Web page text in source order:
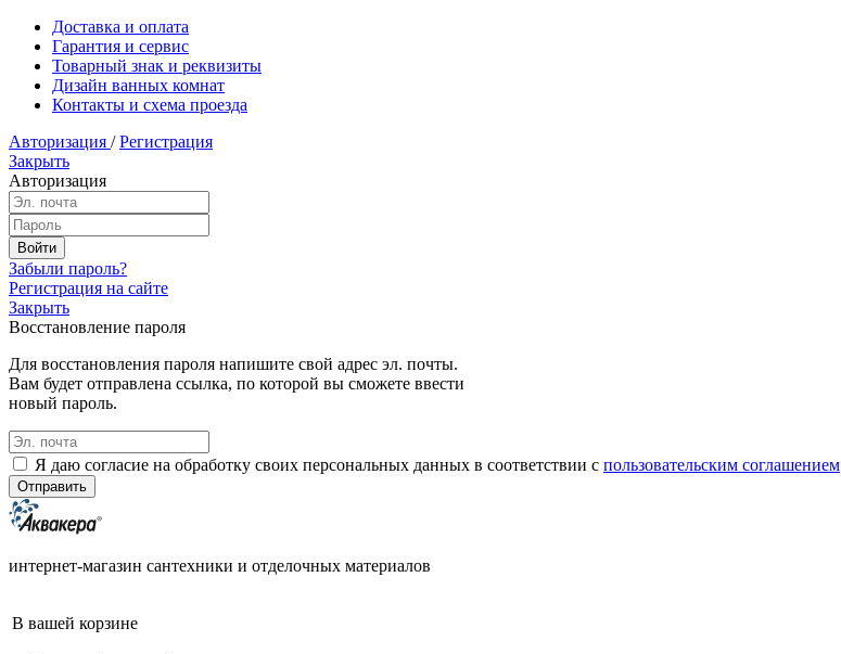
Доставка и оплата
Гарантия и сервис
Товарный знак и реквизиты
Дизайн ванных комнат
Контакты и схема проезда
Авторизация / Регистрация
Закрыть
Авторизация
Забыли пароль?
Регистрация на сайте
Закрыть
Восстановление пароля
Для восстановления пароля напишите свой адрес эл. почты.
Вам будет отправлена ссылка, по которой вы сможете ввести
новый пароль.
Я даю согласие на обработку своих персональных данных в соответствии с пользовательским соглашением
интернет-магазин сантехники и отделочных материалов
В вашей корзине